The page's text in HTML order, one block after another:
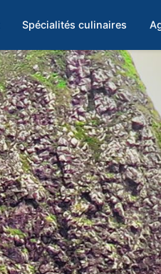
Spécialités culinaires